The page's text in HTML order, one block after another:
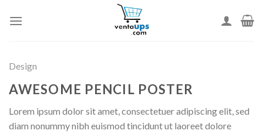
Design
AWESOME PENCIL POSTER
Lorem ipsum dolor sit amet, consectetuer adipiscing elit, sed
diam nonummy nibh euismod tincidunt ut laoreet dolore